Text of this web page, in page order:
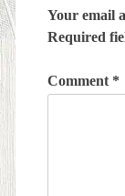
Your email
Required
Comment *